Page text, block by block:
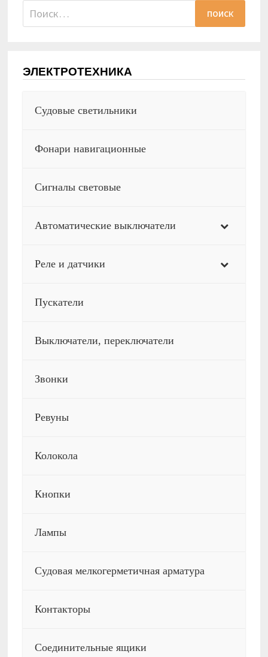
Найти:
ЭЛЕКТРОТЕХНИКА
Судовые светильники
Фонари навигационные
Сигналы световые
Автоматические выключатели
Реле и датчики
Пускатели
Выключатели, переключатели
Звонки
Ревуны
Колокола
Кнопки
Лампы
Судовая мелкогерметичная арматура
Контакторы
Соединительные ящики